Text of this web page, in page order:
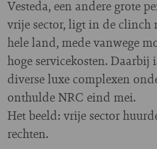
Vesteda, een andere grote
vrije sector, ligt in de clinch
hele land, mede vanwege
hoge servicekosten.
diverse luxe complexen
onthulde NRC eind mei.
Het beeld: vrije sector
rechten.